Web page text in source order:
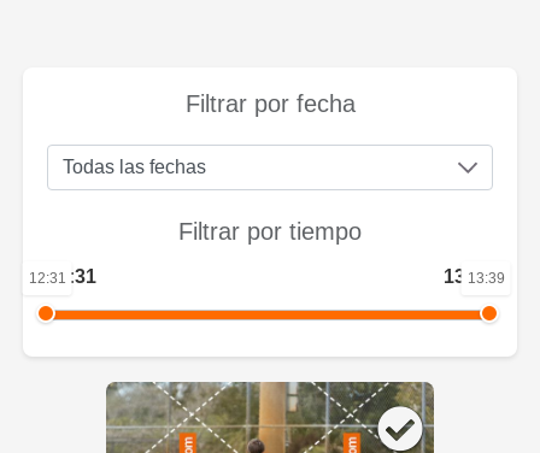
Filtrar por fecha
Filtrar por tiempo
12:31 13:39
12:31 13:39